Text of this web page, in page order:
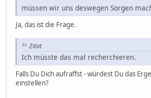
müssen wir uns deswegen Sorgen
Ja, das ist die Frage.
Zitat
Ich müsste das mal recherchieren.
Falls Du Dich aufraffst - würdest Du das
einstellen?